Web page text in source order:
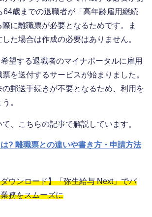
64歳までの退職者が「高年齢雇用継続
に離職票が必要となるためです。ま
た場合は作成の必要はありません。
望する退職者のマイナポータルに雇用
を送付するサービスが始まりました。
の郵送手続きが不要となるため、利用を
。
、こちらの記事で解説しています。
? 離職票との違いや書き方・申請方法
ウンロード】「弥生給与 Next」でバ
務をスムーズに